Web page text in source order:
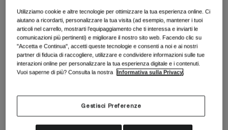
Reso facile
Descrizione
Prestazioni e protezione top. Con un'estetica aggressiva
abbinata ad una guida aggressiva, il Montaro Pro offre la
Spherical Technology, la certificazione NTA e una lista di
Utilizziamo cookie e altre tecnologie per ottimizzare la tua esperienza online. Ci
aiutano a ricordarti, personalizzare la tua visita (ad esempio, mantener i tuoi
articoli nel carrello, mostrarti l’equipaggiamento che ti interessa e inviarti le
comunicazioni più pertinenti) e migliorare il nostro sito web. Facendo clic su
"Accetta e Continua", accetti queste tecnologie e consenti a noi e ai nostri
partner di fiducia di raccogliere, utilizzare e condividere informazioni sulle tue
interazioni online per personalizzare la tua esperienza digitale e i contenuti.
Vuoi saperne di più? Consulta la nostra
Informativa sulla Privacy.
Gestisci Preferenze